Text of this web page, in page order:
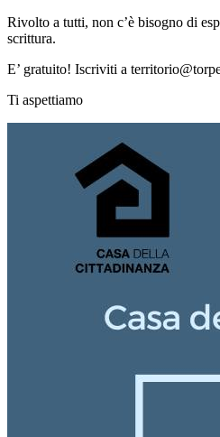
Rivolto a tutti, non c’è bisogno di
scrittura.
E’ gratuito! Iscriviti a
Ti aspettiamo